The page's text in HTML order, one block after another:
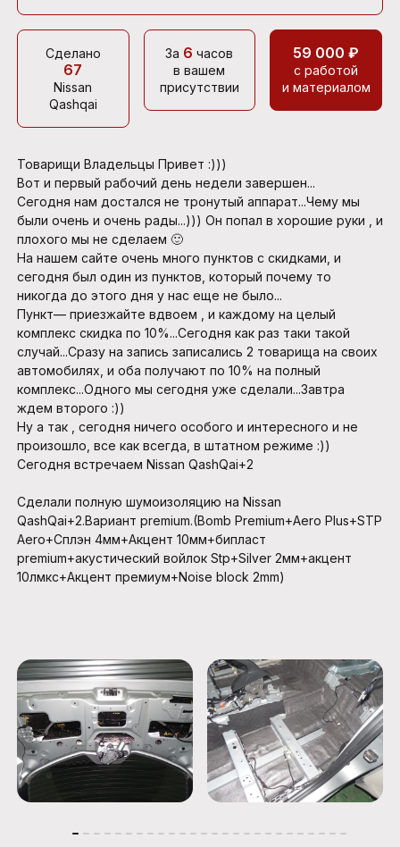
Сделано
67
Nissan
Qashqai
За 6 часов
в вашем
присутствии
59 000 ₽
с работой
и материалом
Товарищи Владельцы Привет :)))
Вот и первый рабочий день недели завершен...
Сегодня нам достался не тронутый аппарат...Чему мы
были очень и очень рады...))) Он попал в хорошие руки , и
плохого мы не сделаем 🙂
На нашем сайте очень много пунктов с скидками, и
сегодня был один из пунктов, который почему то
никогда до этого дня у нас еще не было...
Пункт— приезжайте вдвоем , и каждому на целый
комплекс скидка по 10%...Сегодня как раз таки такой
случай...Сразу на запись записались 2 товарища на своих
автомобилях, и оба получают по 10% на полный
комплекс...Одного мы сегодня уже сделали...Завтра
ждем второго :))
Ну а так , сегодня ничего особого и интересного и не
произошло, все как всегда, в штатном режиме :))
Сегодня встречаем Nissan QashQai+2
Сделали полную шумоизоляцию на Nissan
QashQai+2.Вариант premium.(Bomb Premium+Aero Plus+STP
Aero+Сплэн 4мм+Акцент 10мм+бипласт
premium+акустический войлок Stp+Silver 2мм+акцент
10лмкс+Акцент премиум+Noise block 2mm)